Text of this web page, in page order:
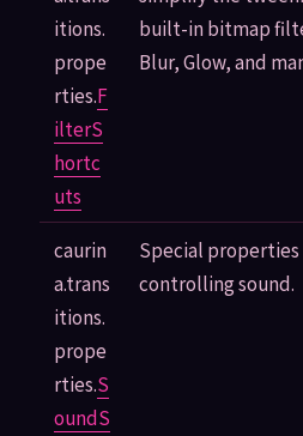
itions.
prope
rties.F
ilterS
hortc
uts
built-in bitmap
Blur, Glow, and
caurin
a.trans
itions.
prope
rties.S
oundS
Special properties
controlling sound.